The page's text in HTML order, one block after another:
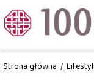
Strona główna /